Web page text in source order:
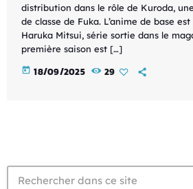
distribution dans le rôle de Kuroda,
de classe de Fuka. L’anime de base
Haruka Mitsui, série sortie dans le
première saison est […]
today 18/09/2025 29